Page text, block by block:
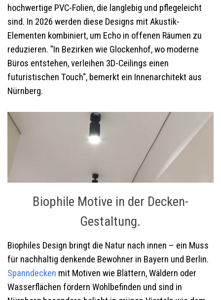
hochwertige PVC-Folien, die langlebig und pflegeleicht
sind. In 2026 werden diese Designs mit Akustik-
Elementen kombiniert, um Echo in offenen Räumen zu
reduzieren. "In Bezirken wie Glockenhof, wo moderne
Büros entstehen, verleihen 3D-Ceilings einen
futuristischen Touch", bemerkt ein Innenarchitekt aus
Nürnberg.
Biophile Motive in der Decken-
Gestaltung.
Biophiles Design bringt die Natur nach innen – ein Muss
für nachhaltig denkende Bewohner in Bayern und Berlin.
Spanndecken mit Motiven wie Blättern, Wäldern oder
Wasserflächen fördern Wohlbefinden und sind in